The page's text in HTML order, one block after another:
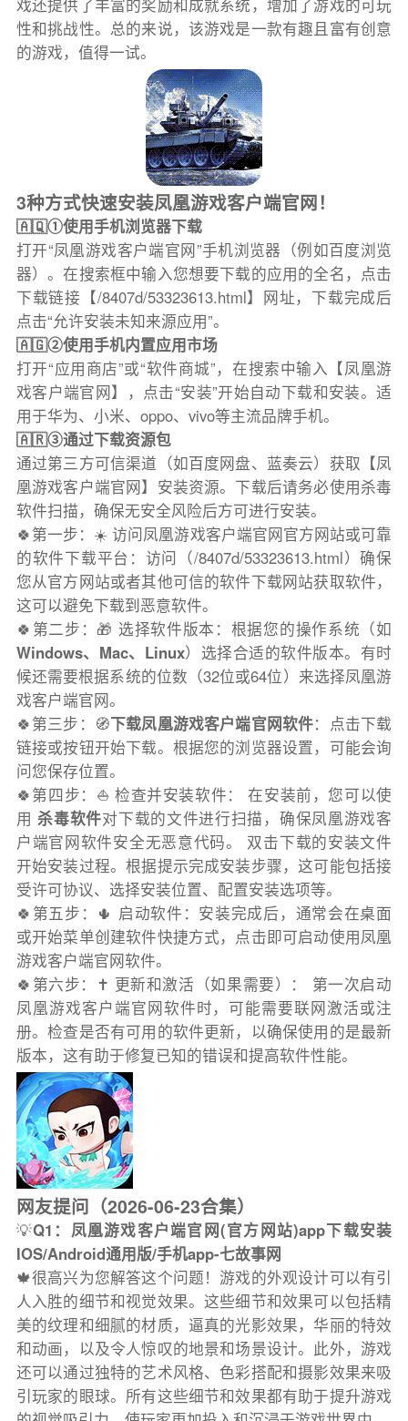
性和挑战性。总的来说，该游戏是一款有趣且富有创意
的游戏，值得一试。
3种方式快速安装凤凰游戏客户端官网！
🇦🇶①使用手机浏览器下载
打开“凤凰游戏客户端官网”手机浏览器（例如百度浏览
器）。在搜索框中输入您想要下载的应用的全名，点击
下载链接【/8407d/53323613.html】网址，下载完成后
点击“允许安装未知来源应用”。
🇦🇬②使用手机内置应用市场
打开“应用商店”或“软件商城”，在搜索中输入【凤凰游
戏客户端官网】，点击“安装”开始自动下载和安装。适
用于华为、小米、oppo、vivo等主流品牌手机。
🇦🇷③通过下载资源包
通过第三方可信渠道（如百度网盘、蓝奏云）获取【凤
凰游戏客户端官网】安装资源。下载后请务必使用杀毒
软件扫描，确保无安全风险后方可进行安装。
🍀第一步：☀️ 访问凤凰游戏客户端官网官方网站或可靠
的软件下载平台：访问（/8407d/53323613.html）确保
您从官方网站或者其他可信的软件下载网站获取软件，
这可以避免下载到恶意软件。
🍀第二步：🎁 选择软件版本：根据您的操作系统（如
Windows、Mac、Linux）选择合适的软件版本。有时
候还需要根据系统的位数（32位或64位）来选择凤凰游
戏客户端官网。
🍀第三步：🧭下载凤凰游戏客户端官网软件：点击下载
链接或按钮开始下载。根据您的浏览器设置，可能会询
问您保存位置。
🍀第四步：⛵️ 检查并安装软件： 在安装前，您可以使
用杀毒软件对下载的文件进行扫描，确保凤凰游戏客
户端官网软件安全无恶意代码。 双击下载的安装文件
开始安装过程。根据提示完成安装步骤，这可能包括接
受许可协议、选择安装位置、配置安装选项等。
🍀第五步：🌵 启动软件：安装完成后，通常会在桌面
或开始菜单创建软件快捷方式，点击即可启动使用凤凰
游戏客户端官网软件。
🍀第六步：✝️ 更新和激活（如果需要）： 第一次启动
凤凰游戏客户端官网软件时，可能需要联网激活或注
册。检查是否有可用的软件更新，以确保使用的是最新
版本，这有助于修复已知的错误和提高软件性能。
网友提问（2026-06-23合集）
💡Q1：凤凰游戏客户端官网(官方网站)app下载安装
IOS/Android通用版/手机app-七故事网
🍁很高兴为您解答这个问题！游戏的外观设计可以有引
人入胜的细节和视觉效果。这些细节和效果可以包括精
美的纹理和细腻的材质，逼真的光影效果，华丽的特效
和动画，以及令人惊叹的地景和场景设计。此外，游戏
还可以通过独特的艺术风格、色彩搭配和摄影效果来吸
引玩家的眼球。所有这些细节和效果都有助于提升游戏